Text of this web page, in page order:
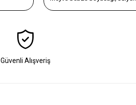
Saplı Paslanmaz Çelik
Güvenli Alışveriş